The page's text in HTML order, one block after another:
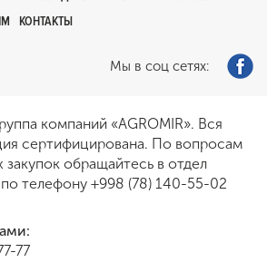
КОНТАКТЫ
Мы в соц сетях:
компаний «AGROMIR». Вся
сертифицирована. По вопросам
закупок обращайтесь в отдел
телефону +998 (78) 140-55-02
77